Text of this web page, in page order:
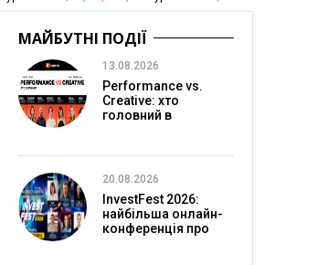
МАЙБУТНІ ПОДІЇ
13.08.2026
Performance vs.
Creative: хто
головний в
20.08.2026
InvestFest 2026:
найбільша онлайн-
конференція про